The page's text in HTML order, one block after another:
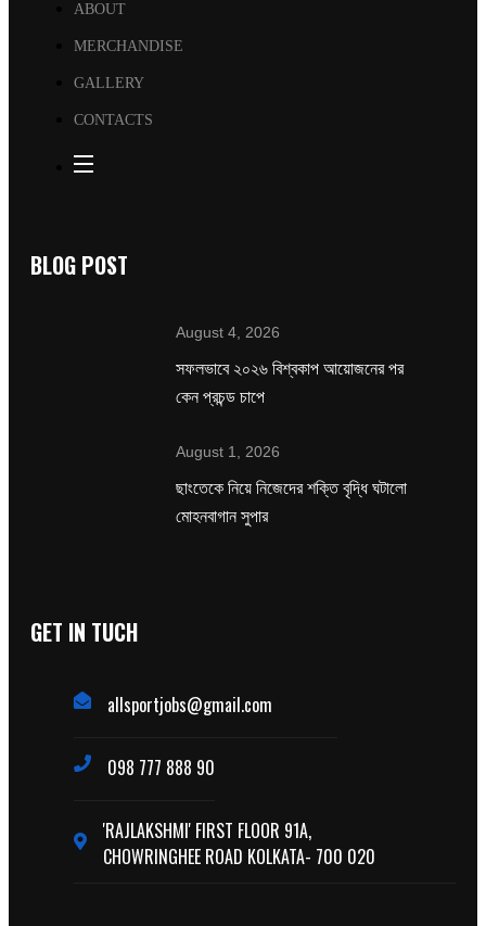
ABOUT
MERCHANDISE
GALLERY
CONTACTS
BLOG POST
August 4, 2026
সফলভাবে ২০২৬ বিশ্বকাপ আয়োজনের পর
কেন প্রচন্ড চাপে
August 1, 2026
ছাংতেকে নিয়ে নিজেদের শক্তি বৃদ্ধি ঘটালো
মোহনবাগান সুপার
GET IN TUCH
allsportjobs@gmail.com
098 777 888 90
'RAJLAKSHMI' FIRST FLOOR 91A,
CHOWRINGHEE ROAD KOLKATA- 700 020